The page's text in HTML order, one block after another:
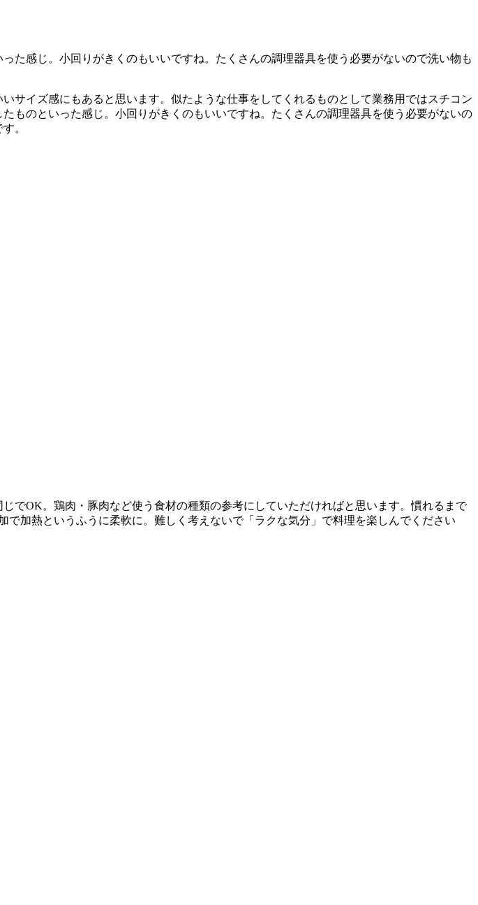
た感じ。小回りがきくのもいいですね。たくさんの調理器具を使う必要がないので洗い物も
サイズ感にもあると思います。 似たような仕事をしてくれるものとして業務用ではスチコン
ものといった感じ。小回りがきくのもいいですね。たくさんの調理器具を使う必要がないの
。
でOK。鶏肉・豚肉など使う食材の種類の参考にしていただければと思います。慣れるまで
加熱というふうに柔軟に。難しく考えないで「ラクな気分」で料理を楽しんでください